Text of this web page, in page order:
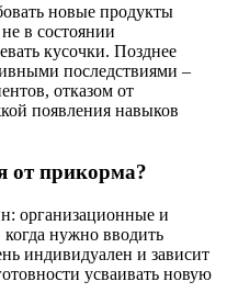
новые продукты
в состоянии
кусочки. Позднее
последствиями –
отказом от
появления навыков
от прикорма?
организационные и
нужно вводить
индивидуален и зависит
усваивать новую